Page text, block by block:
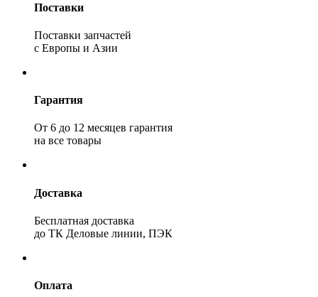
Поставки
Поставки запчастей
с Европы и Азии
Гарантия
От 6 до 12 месяцев гарантия
на все товары
Доставка
Бесплатная доставка
до ТК Деловые линии, ПЭК
Оплата